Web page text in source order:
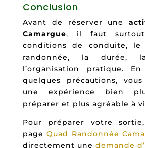
Conclusion
Avant de réserver une
Camargue, il faut
conditions de conduite,
randonnée, la durée,
l’organisation pratique.
quelques précautions,
une expérience bien
préparer et plus agréable à
Pour préparer votre
pageQuad Randonnée
directement une demande